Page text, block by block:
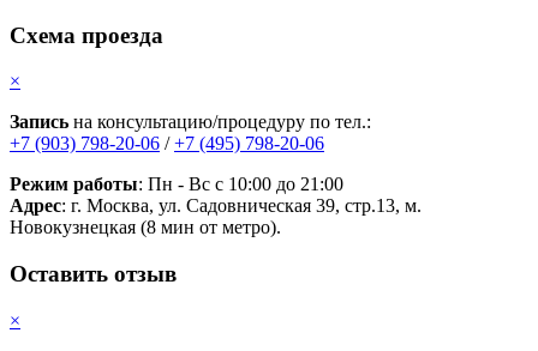
Схема проезда
×
Запись на консультацию/процедуру по тел.:
+7 (903) 798-20-06 /+7 (495) 798-20-06
Режим работы: Пн - Вс с 10:00 до 21:00
Адрес: г. Москва, ул. Садовническая 39, стр.13, м.
Новокузнецкая (8 мин от метро).
Оставить отзыв
×